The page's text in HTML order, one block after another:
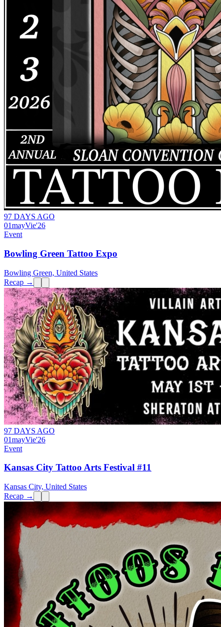
97 DAYS AGO
01mayVie'26
Event
Bowling Green Tattoo Expo
Bowling Green, United States
Recap →
97 DAYS AGO
01mayVie'26
Event
Kansas City Tattoo Arts Festival #11
Kansas City, United States
Recap →